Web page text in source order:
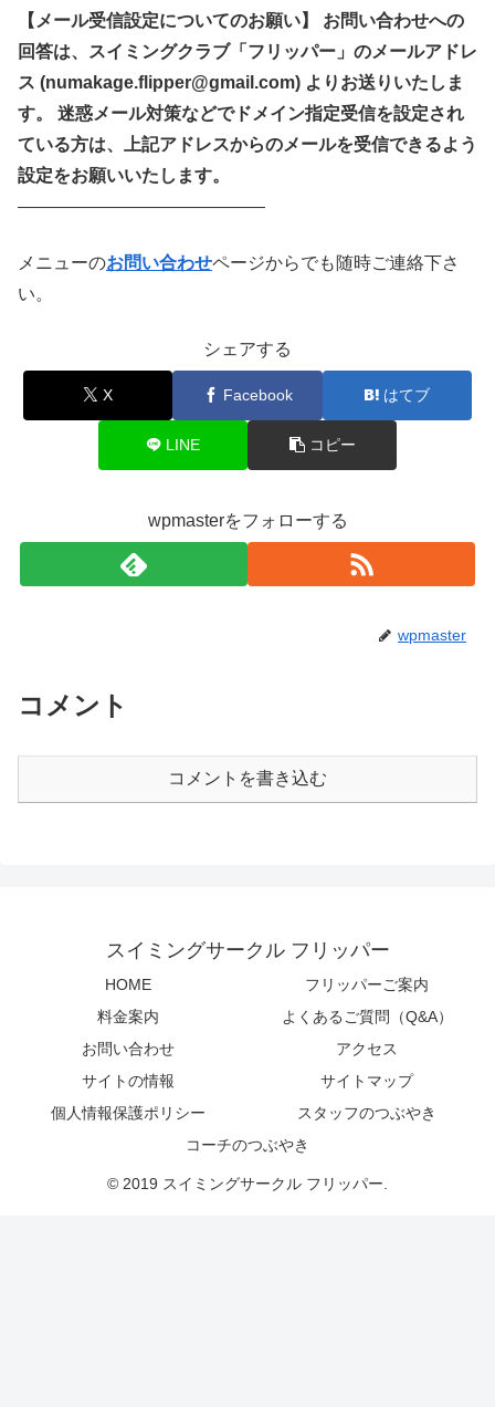
【メール受信設定についてのお願い】
お問い合わせへの
回答は、スイミングクラブ「フリッパー」のメールアドレ
ス (numakage.flipper@gmail.com) よりお送りいたしま
す。 迷惑メール対策などでドメイン指定受信を設定され
ている方は、上記アドレスからのメールを受信できるよう
設定をお願いいたします。
——————————————
メニューのお問い合わせページからでも随時ご連絡下さ
い。
シェアする
X Facebook はてブ
LINE コピー
wpmasterをフォローする
wpmaster
コメント
コメントを書き込む
スイミングサークル フリッパー
HOME
フリッパーご案内
料金案内
よくあるご質問（Q&A）
お問い合わせ
アクセス
サイトの情報
サイトマップ
個人情報保護ポリシー
スタッフのつぶやき
コーチのつぶやき
© 2019 スイミングサークル フリッパー.